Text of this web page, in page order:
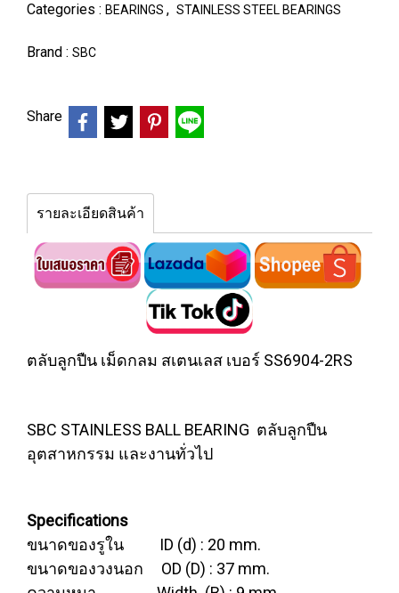
Categories : BEARINGS , STAINLESS STEEL BEARINGS
Brand : SBC
Share
รายละเอียดสินค้า
ตลับลูกปืน เม็ดกลม สเตนเลส เบอร์ SS6904-2RS
SBC STAINLESS BALL BEARING ตลับลูกปืน
อุตสาหกรรม และงานทั่วไป
Specifications
ขนาดของรูใน ID (d) : 20 mm.
ขนาดของวงนอก OD (D) : 37 mm.